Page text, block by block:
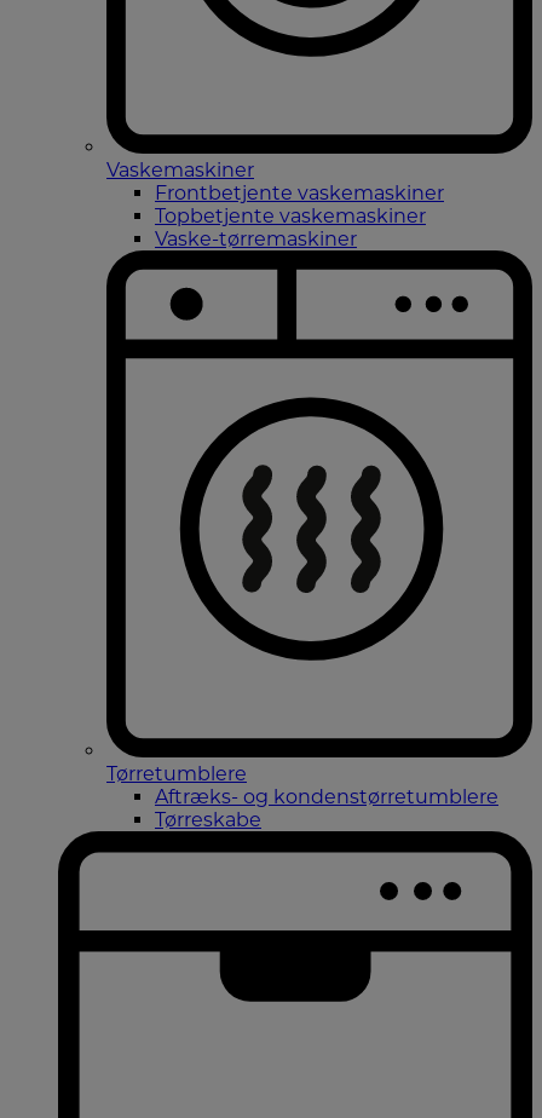
Vaskemaskiner
Frontbetjente vaskemaskiner
Topbetjente vaskemaskiner
Vaske-tørremaskiner
Tørretumblere
Aftræks- og kondenstørretumblere
Tørreskabe